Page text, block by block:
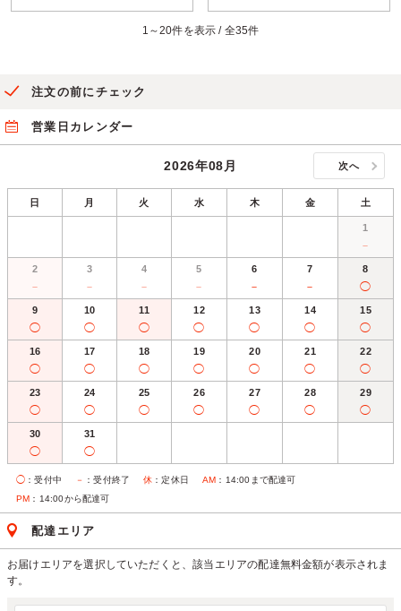
1～20件を表示 / 全35件
注文の前にチェック
営業日カレンダー
2026年08月 次へ
日 月 火 水 木 金 土
1
－
2
－
3
－
4
－
5
－
6
－
7
－
8
◯
9
◯
10
◯
11
◯
12
◯
13
◯
14
◯
15
◯
16
◯
17
◯
18
◯
19
◯
20
◯
21
◯
22
◯
23
◯
24
◯
25
◯
26
◯
27
◯
28
◯
29
◯
30
◯
31
◯
◯ ：受付中 － ：受付終了 休 ：定休日 AM ：14:00まで配達可
PM ：14:00から配達可
配達エリア
お届けエリアを選択していただくと、該当エリアの配達無料金額が表示されま
す。